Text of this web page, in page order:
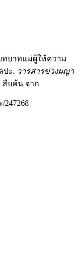
ทบาทแม่ผู้ให้ความ
ปะ. วารสารข่วงผญา
สืบค้น จาก
247268